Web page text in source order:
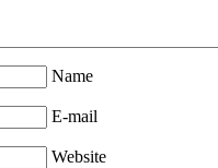
Name
E-mail
Website